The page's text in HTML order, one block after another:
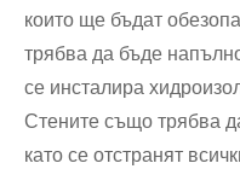
които ще бъдат
трябва да бъде
се инсталира
Стените също трябва
като се отстранят